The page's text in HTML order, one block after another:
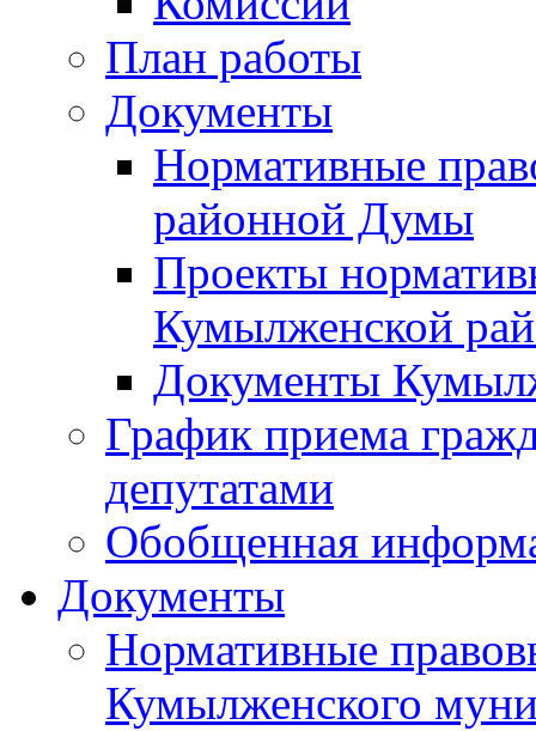
План работы
Документы
Нормативные
районной Думы
Проекты
Кумылженской
Документы
График приема
депутатами
Обобщенная
Документы
Нормативные
Кумылженского